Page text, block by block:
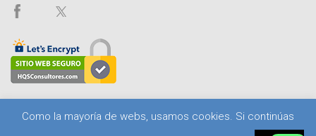
Como la mayoría de webs, usamos cookies. Si continúas